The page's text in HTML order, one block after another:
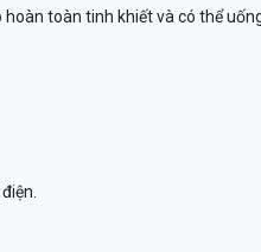
toàn tinh khiết và có thể